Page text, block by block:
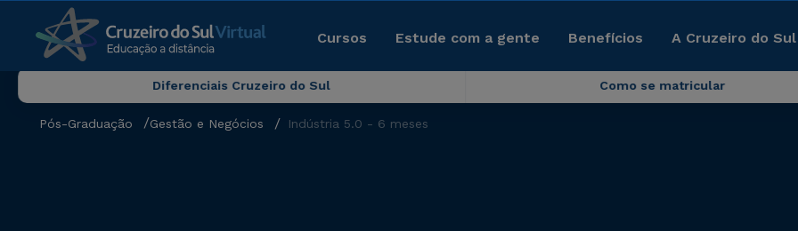
Cursos Estude com a gente Benefícios A Cruzeiro do
Diferenciais Cruzeiro do Sul Como se matricular
Pós-Graduação Gestão e Negócios Indústria 5.0 - 6 meses